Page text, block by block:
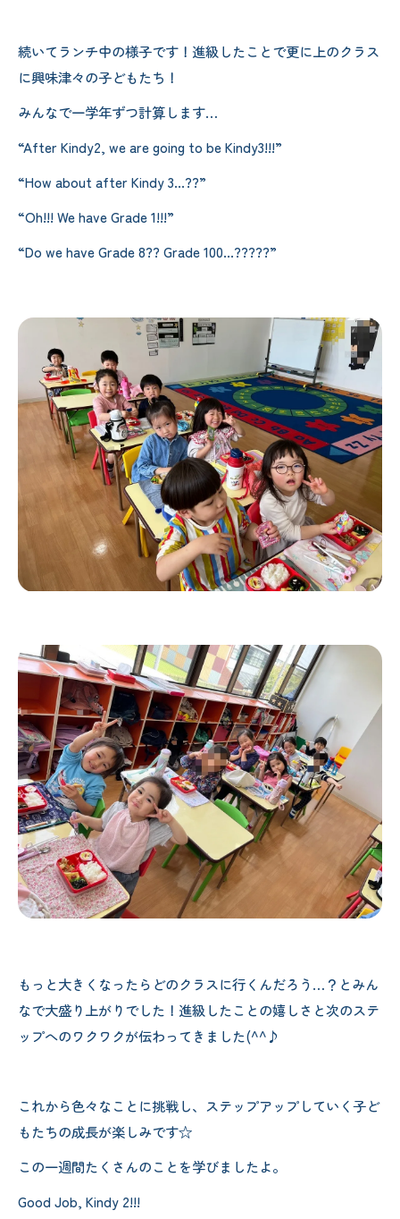
続いてランチ中の様子です！進級したことで更に上のクラス
に興味津々の子どもたち！
みんなで一学年ずつ計算します…
“After Kindy2, we are going to be Kindy3!!!”
“How about after Kindy 3...??”
“Oh!!! We have Grade 1!!!”
“Do we have Grade 8?? Grade 100...?????”
もっと大きくなったらどのクラスに行くんだろう…？とみん
なで大盛り上がりでした！進級したことの嬉しさと次のステ
ップへのワクワクが伝わってきました(^^♪
これから色々なことに挑戦し、ステップアップしていく子ど
もたちの成長が楽しみです☆
この一週間たくさんのことを学びましたよ。
Good Job, Kindy 2!!!